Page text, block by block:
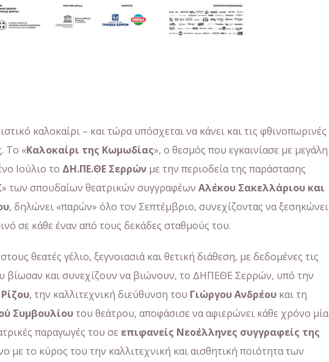
καλοκαίρι – και τώρα υπόσχεται να κάνει και τις φθινοπωρινές
Το «Καλοκαίρι της Κωμωδίας», ο θεσμός που εγκαινίασε με μεγάλη
Ιούλιο το ΔΗ.ΠΕ.ΘΕ Σερρών με την περιοδεία της παράστασης
» των σπουδαίων θεατρικών συγγραφέων Αλέκου Σακελλάριου και
, δηλώνει «παρών» όλο τον Σεπτέμβριο, συνεχίζοντας να ξεσηκώνει
σε κάθε έναν από τους δεκάδες σταθμούς του.
θεατές γέλιο, ξεγνοιασιά και θετική διάθεση, με δεδομένες τις
βίωσαν και συνεχίζουν να βιώνουν, το ΔΗΠΕΘΕ Σερρών, υπό την
, την καλλιτεχνική διεύθυνση του Γιώργου Ανδρέουκαι τη
Συμβουλίουτου θεάτρου, αποφάσισε να αφιερώνει κάθε χρόνο μία
παραγωγές του σε επιφανείς Νεοέλληνες συγγραφείς της
με το κύρος του την καλλιτεχνική και αισθητική ποιότητα των